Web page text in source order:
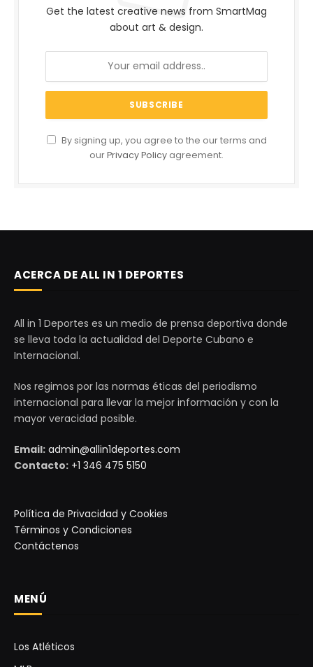
Get the latest creative news from SmartMag
about art & design.
By signing up, you agree to the our terms and
ourPrivacy Policy agreement.
ACERCA DE ALL IN 1 DEPORTES
All in 1 Deportes es un medio de prensa deportiva donde
se lleva toda la actualidad del Deporte Cubano e
Internacional.
Nos regimos por las normas éticas del periodismo
internacional para llevar la mejor información y con la
mayor veracidad posible.
Email: admin@allin1deportes.com
Contacto: +1 346 475 5150
Política de Privacidad y Cookies
Términos y Condiciones
Contáctenos
MENÚ
Los Atléticos